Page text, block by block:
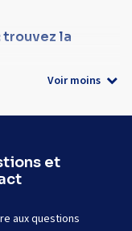
trouvez la
Voir moins
et
aux questions